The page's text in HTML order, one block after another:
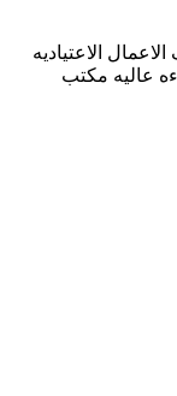
الاعتياديه
عاليه مكتب